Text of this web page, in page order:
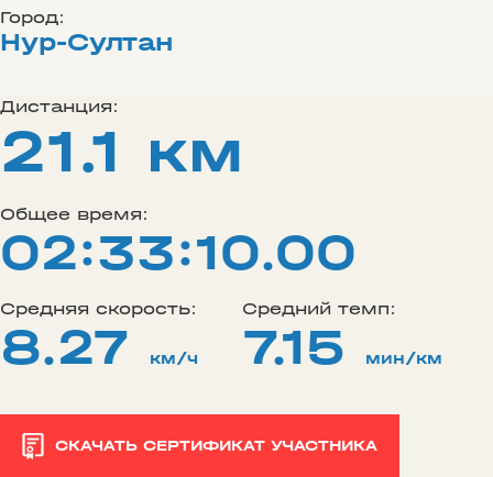
Город:
Нур-Султан
Дистанция:
21.1 км
Общее время:
02:33:10.00
Средняя скорость:
8.27 км/ч
Средний темп:
7.15 мин/км
СКАЧАТЬ СЕРТИФИКАТ УЧАСТНИКА